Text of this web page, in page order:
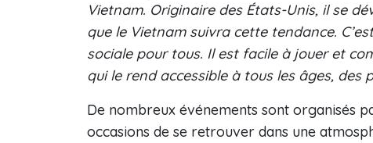
Vietnam. Originaire des États-Unis, il se
que le Vietnam suivra cette tendance.
sociale pour tous. Il est facile à jouer et
qui le rend accessible à tous les âges, des
De nombreux événements sont organisés
occasions de se retrouver dans une